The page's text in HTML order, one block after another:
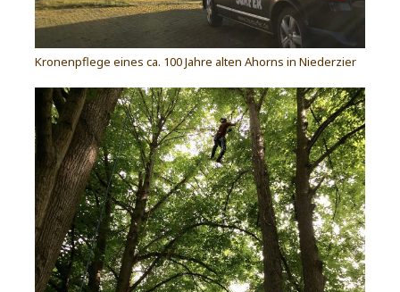
Kronenpflege eines ca. 100 Jahre alten Ahorns in Niederzier